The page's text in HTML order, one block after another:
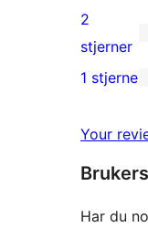
reviews
3-
star
review
0
2-
reviews
2
stjerner
star
reviews
1 stjerne
Your
Har du